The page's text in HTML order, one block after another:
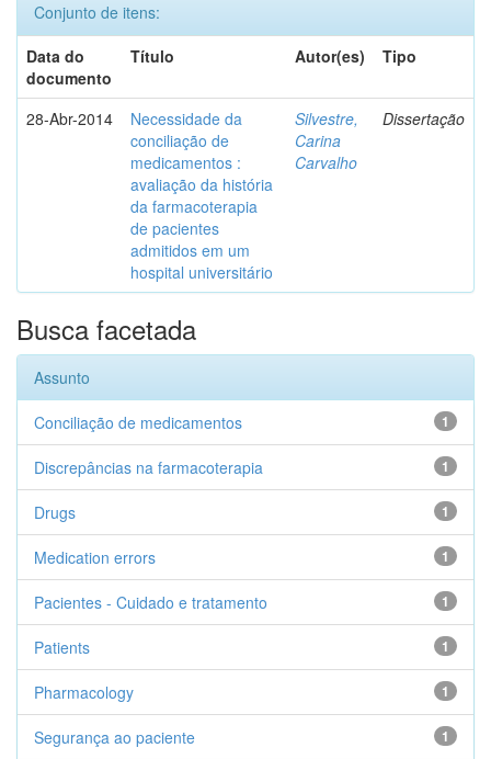
Conjunto de itens:
Data do
documento
Título Autor(es) Tipo
28-Abr-2014
Necessidade da
conciliação de
medicamentos :
avaliação da história
da farmacoterapia
de pacientes
admitidos em um
hospital universitário
Silvestre,
Carina
Carvalho
Dissertação
Busca facetada
Assunto
1
Conciliação de medicamentos
1
Discrepâncias na farmacoterapia
1
Drugs
1
Medication errors
1
Pacientes - Cuidado e tratamento
1
Patients
1
Pharmacology
1
Segurança ao paciente